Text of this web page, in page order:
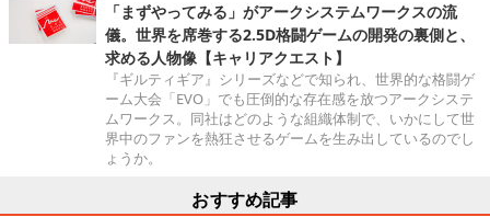
「まずやってみる」がアークシステムワークスの流
儀。世界を席巻する2.5D格闘ゲームの開発の裏側と、
求める人物像【キャリアクエスト】
『ギルティギア』シリーズなどで知られ、世界的な格闘ゲ
ーム大会「EVO」でも圧倒的な存在感を放つアークシステ
ムワークス。同社はどのような組織体制で、いかにして世
界中のファンを熱狂させるゲームを生み出しているのでし
ょうか。
おすすめ記事